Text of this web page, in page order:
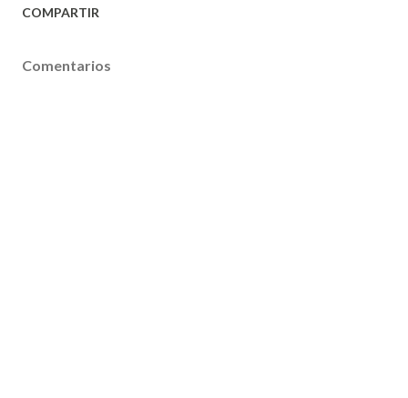
COMPARTIR
Comentarios